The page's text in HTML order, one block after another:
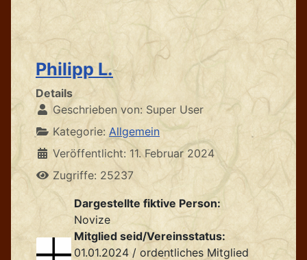
Philipp L.
Details
Geschrieben von: Super User
Kategorie: Allgemein
Veröffentlicht: 11. Februar 2024
Zugriffe: 25237
Dargestellte fiktive Person:
Novize
Mitglied seid/Vereinsstatus:
01.01.2024 / ordentliches Mitglied